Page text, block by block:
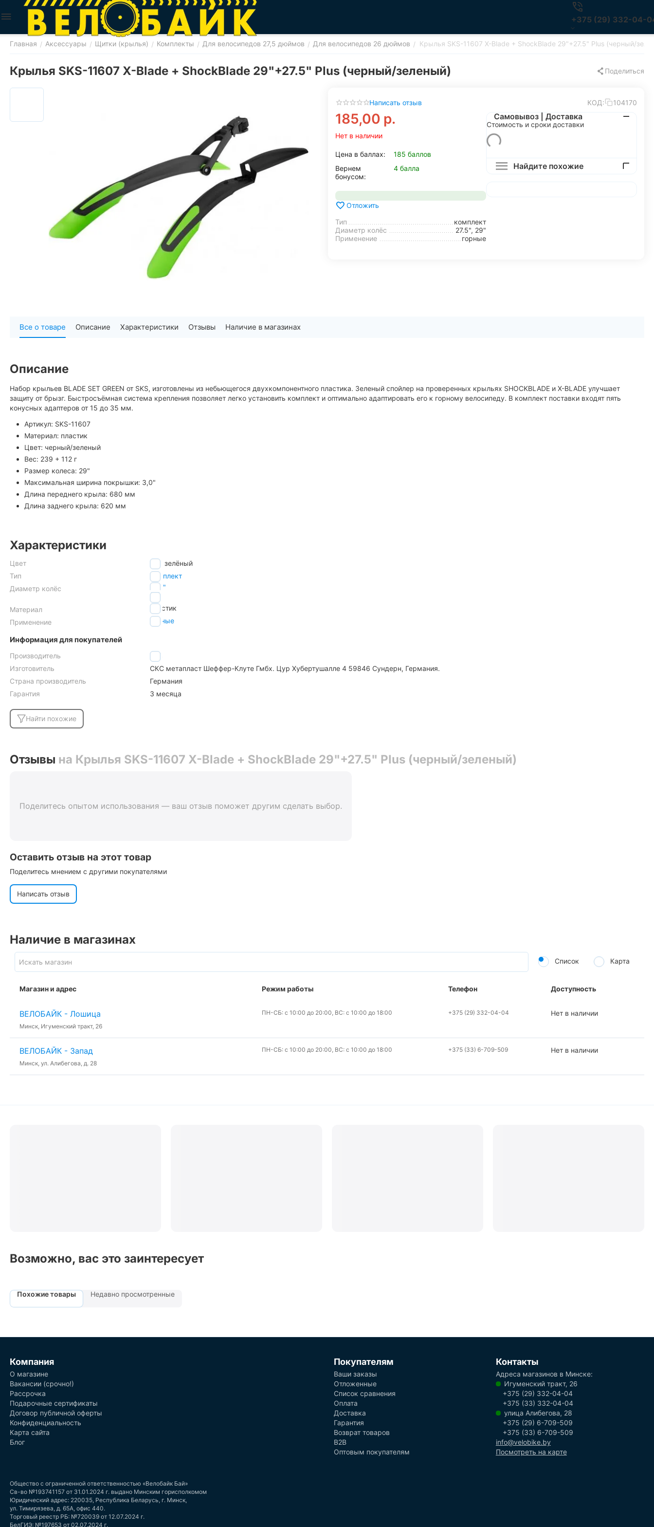
+375 (29) 332-04-
Главная / Аксессуары / Щитки (крылья) / Комплекты / Для велосипедов 27,5 дюймов / Для велосипедов 26 дюймов / Крылья SKS-11607 X-Blade + ShockBlade 29"+27.5" Plus (черный/
Крылья SKS-11607 X-Blade + ShockBlade 29"+27.5" Plus (черный/зеленый) Поделиться
Написать отзыв КОД: 104170
185,00 р.
Нет в наличии
Цена в баллах:
185 баллов
Вернем
бонусом:
4 балла
Отложить
Тип
комплект
Диаметр колёс
27.5", 29"
Применение
горные
Самовывоз | Доставка
Стоимость и сроки доставки
Найдите похожие
Все о товаре Описание Характеристики Отзывы Наличие в магазинах
Описание
Набор крыльев BLADE SET GREEN от SKS, изготовлены из небьющегося двухкомпонентного пластика. Зеленый спойлер на проверенных крыльях SHOCKBLADE и X-BLADE улучшает
защиту от брызг. Быстросъёмная система крепления позволяет легко установить комплект и оптимально адаптировать его к горному велосипеду. В комплект поставки входят пять
конусных адаптеров от 15 до 35 мм.
Артикул: SKS-11607
Материал: пластик
Цвет: черный/зеленый
Вес: 239 + 112 г
Размер колеса: 29"
Максимальная ширина покрышки: 3,0"
Длина переднего крыла: 680 мм
Длина заднего крыла: 620 мм
Характеристики
Цвет
зелёный
Тип
комплект
Диаметр колёс
27.5"
29"
Материал
пластик
Применение
горные
Информация для покупателей
Производитель
SKS
Изготовитель
СКС метапласт Шеффер-Клуте Гмбх. Цур Хубертушалле 4 59846 Сундерн, Германия.
Страна производитель
Германия
Гарантия
3 месяца
Найти похожие
Отзывы на Крылья SKS-11607 X-Blade + ShockBlade 29"+27.5" Plus (черный/зеленый)
Поделитесь опытом использования — ваш отзыв поможет другим сделать выбор.
Оставить отзыв на этот товар
Поделитесь мнением с другими покупателями
Написать отзыв
Наличие в магазинах
Список Карта
Магазин и адрес Режим работы Телефон Доступность
ВЕЛОБАЙК - Лошица
Минск, Игуменский тракт, 26
ПН-СБ: с 10:00 до 20:00, ВС: с 10:00 до 18:00 +375 (29) 332-04-04 Нет в наличии
ВЕЛОБАЙК - Запад
Минск, ул. Алибегова, д. 28
ПН-СБ: с 10:00 до 20:00, ВС: с 10:00 до 18:00 +375 (33) 6-709-509 Нет в наличии
Возможно, вас это заинтересует
Похожие товары Недавно просмотренные
Компания
О магазине
Вакансии (срочно!)
Рассрочка
Подарочные сертификаты
Договор публичной оферты
Конфиденциальность
Карта сайта
Блог
Покупателям
Ваши заказы
Отложенные
Список сравнения
Оплата
Доставка
Гарантия
Возврат товаров
B2B
Оптовым покупателям
Контакты
Адреса магазинов в Минске:
Игуменский тракт, 26
+375 (29) 332-04-04
+375 (33) 332-04-04
улица Алибегова, 28
+375 (29) 6-709-509
+375 (33) 6-709-509
info@velobike.by
Посмотреть на карте
Общество с ограниченной ответственностью «Велобайк Бай»
Св-во №193741157 от 31.01.2024 г. выдано Минским горисполкомом
Юридический адрес: 220035, Республика Беларусь, г. Минск,
ул. Тимирязева, д. 65А, офис 440.
Торговый реестр РБ: №720039 от 12.07.2024 г.
БелГИЭ: №197653 от 02.07.2024 г.